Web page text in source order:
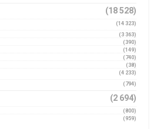
(18 528)
(14 323)
(3 363)
(390)
(149)
(740)
(38)
(4 233)
(794)
(2 694)
(800)
(959)